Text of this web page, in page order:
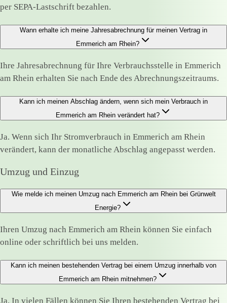
per SEPA-Lastschrift bezahlen.
Wann erhalte ich meine Jahresabrechnung für meinen Vertrag in
Emmerich am Rhein?
Ihre Jahresabrechnung für Ihre Verbrauchsstelle in Emmerich
am Rhein erhalten Sie nach Ende des Abrechnungszeitraums.
Kann ich meinen Abschlag ändern, wenn sich mein Verbrauch in
Emmerich am Rhein verändert hat?
Ja. Wenn sich Ihr Stromverbrauch in Emmerich am Rhein
verändert, kann der monatliche Abschlag angepasst werden.
Umzug und Einzug
Wie melde ich meinen Umzug nach Emmerich am Rhein bei Grünwelt
Energie?
Ihren Umzug nach Emmerich am Rhein können Sie einfach
online oder schriftlich bei uns melden.
Kann ich meinen bestehenden Vertrag bei einem Umzug innerhalb von
Emmerich am Rhein mitnehmen?
Ja. In vielen Fällen können Sie Ihren bestehenden Vertrag bei